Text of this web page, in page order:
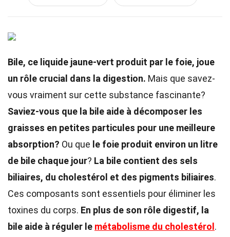
Bile, ce liquide jaune-vert produit par le foie, joue
un rôle crucial dans la digestion. Mais que savez-
vous vraiment sur cette substance fascinante?
Saviez-vous que la bile aide à décomposer les
graisses en petites particules pour une meilleure
absorption? Ou que le foie produit environ un litre
de bile chaque jour? La bile contient des sels
biliaires, du cholestérol et des pigments biliaires.
Ces composants sont essentiels pour éliminer les
toxines du corps. En plus de son rôle digestif, la
bile aide à réguler le métabolisme du cholestérol .